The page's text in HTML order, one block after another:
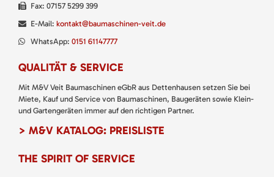
Fax: 07157 5299 399
E-Mail: kontakt@baumaschinen-veit.de
WhatsApp: 0151 61147777
QUALITÄT & SERVICE
Mit M&V Veit Baumaschinen eGbR aus Dettenhausen setzen Sie bei
Miete, Kauf und Service von Baumaschinen, Baugeräten sowie Klein-
und Gartengeräten immer auf den richtigen Partner.
> M&V KATALOG: PREISLISTE
THE SPIRIT OF SERVICE